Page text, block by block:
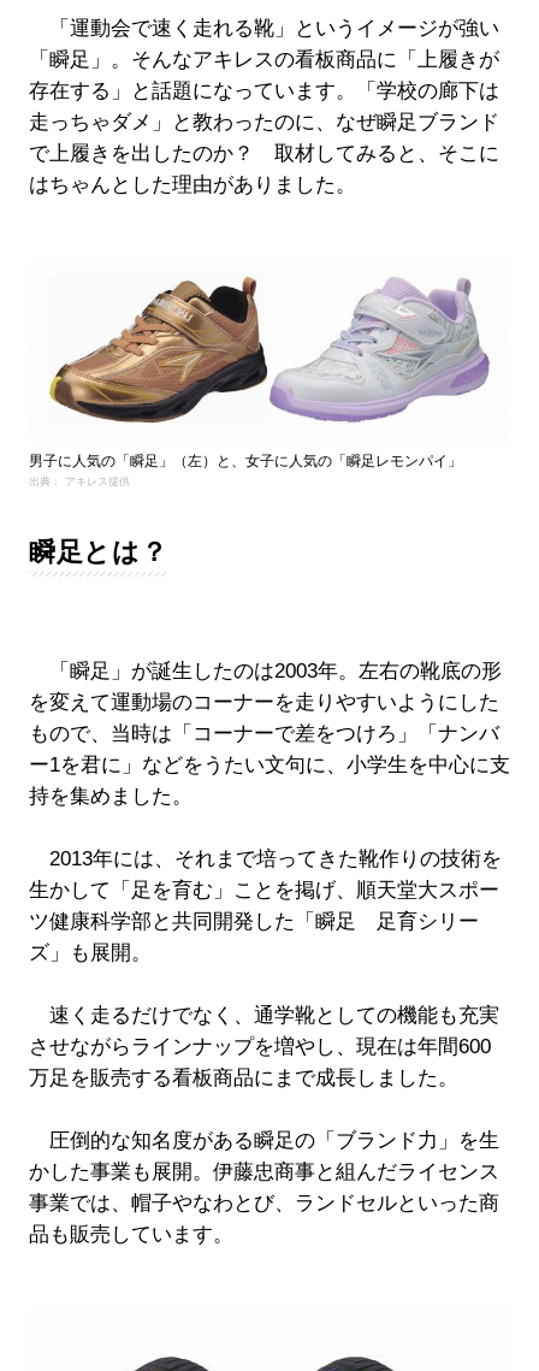
「運動会で速く走れる靴」というイメージが強い
「瞬足」。そんなアキレスの看板商品に「上履きが
存在する」と話題になっています。「学校の廊下は
走っちゃダメ」と教わったのに、なぜ瞬足ブランド
で上履きを出したのか？ 取材してみると、そこに
はちゃんとした理由がありました。
男子に人気の「瞬足」（左）と、女子に人気の「瞬足レモンパイ」
出典： アキレス提供
瞬足とは？
「瞬足」が誕生したのは2003年。左右の靴底の形
を変えて運動場のコーナーを走りやすいようにした
もので、当時は「コーナーで差をつけろ」「ナンバ
ー1を君に」などをうたい文句に、小学生を中心に支
持を集めました。
2013年には、それまで培ってきた靴作りの技術を
生かして「足を育む」ことを掲げ、順天堂大スポー
ツ健康科学部と共同開発した「瞬足 足育シリー
ズ」も展開。
速く走るだけでなく、通学靴としての機能も充実
させながらラインナップを増やし、現在は年間600
万足を販売する看板商品にまで成長しました。
圧倒的な知名度がある瞬足の「ブランド力」を生
かした事業も展開。伊藤忠商事と組んだライセンス
事業では、帽子やなわとび、ランドセルといった商
品も販売しています。